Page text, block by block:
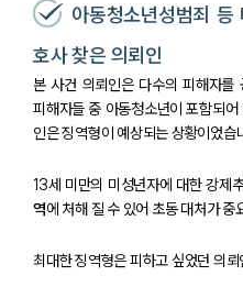
아동청소년성범죄 등
호사 찾은 의뢰인
본 사건 의뢰인은 다수의 피해자를
피해자들 중 아동청소년이 포함되
인은 징역형이 예상되는 상황이었습
13세 미만의 미성년자에 대한 강제
역에 처해 질 수 있어 초동 대처가 중
최대한 징역형은 피하고 싶었던 의